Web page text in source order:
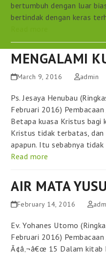
bertumbuh dengan luar
bertindak dengan keras
MENGALAMI
March 9, 2016 admin
Ps. Jesaya Henubau
Februari 2016)
Betapa kuasa Kristus bagi
Kristus tidak terbatas,
apapun. Itu sebabnya
Read more
AIR MATA
February 14, 2016
Ev. Yohanes Utomo
Februari 2016)
Ã¢â‚¬â€œ 15 Dalam kitab